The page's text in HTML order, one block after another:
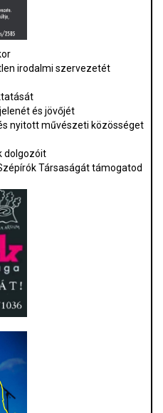
irodalmi szervezetét
és jövőjét
nyitott művészeti közösséget
dolgozóit
Társaságát támogatod